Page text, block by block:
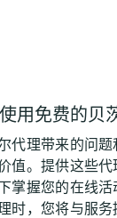
用免费的贝
代理带来的问
值。提供这些
掌握您的在线
时，您将与服